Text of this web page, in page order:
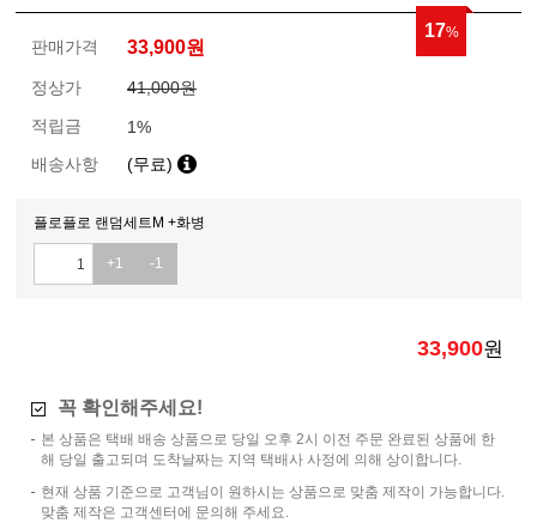
17%
판매가격 33,900원
정상가
41,000원
적립금
1%
배송사항
(무료)
플로플로 랜덤세트M +화병
+1 -1
33,900원
꼭 확인해주세요!
본 상품은 택배 배송 상품으로 당일 오후 2시 이전 주문 완료된 상품에 한
해 당일 출고되며 도착날짜는 지역 택배사 사정에 의해 상이합니다.
현재 상품 기준으로 고객님이 원하시는 상품으로 맞춤 제작이 가능합니다.
맞춤 제작은 고객센터에 문의해 주세요.